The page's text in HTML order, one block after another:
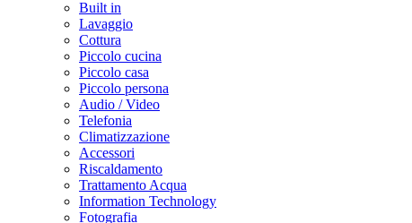
Built in
Lavaggio
Cottura
Piccolo cucina
Piccolo casa
Piccolo persona
Audio / Video
Telefonia
Climatizzazione
Accessori
Riscaldamento
Trattamento Acqua
Information Technology
Fotografia